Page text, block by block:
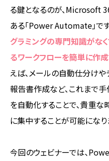
る鍵となるのが、Microsoft
ある「Power Automate」です
グラミングの専門知識がな
るワークフローを簡単に作
えば、メールの自動仕分け
報告書作成など、これまで
を自動化することで、貴重
に集中することが可能になり
今回のウェビナーでは、